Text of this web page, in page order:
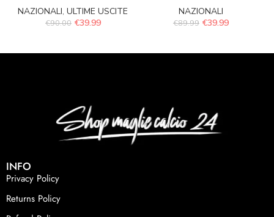
NAZIONALI,ULTIME USCITE
€90.00 €39.99
NAZIONALI
€89.99 €39.99
INFO
Privacy Policy
Returns Policy